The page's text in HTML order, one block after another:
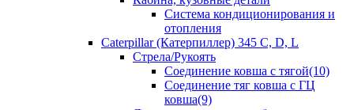
Система кондиционирования и
отопления
Caterpillar (Катерпиллер) 345 C, D, L
Стрела/Рукоять
Соединение ковша с тягой(10)
Соединение тяг ковша с ГЦ
ковша(9)